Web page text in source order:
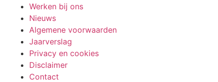
Werken bij ons
Nieuws
Algemene voorwaarden
Jaarverslag
Privacy en cookies
Disclaimer
Contact